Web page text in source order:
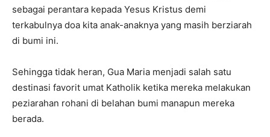
sebagai perantara kepada Yesus Kristus demi
terkabulnya doa kita anak-anaknya yang masih berziarah
di bumi ini.
Sehingga tidak heran, Gua Maria menjadi salah satu
destinasi favorit umat Katholik ketika mereka melakukan
peziarahan rohani di belahan bumi manapun mereka
berada.